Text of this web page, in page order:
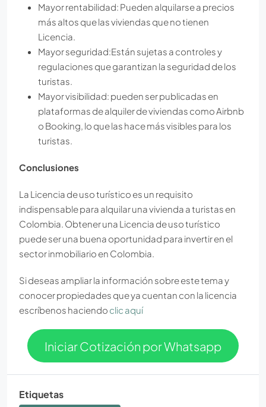
Mayor rentabilidad: Pueden alquilarse a precios
más altos que las viviendas que no tienen
Licencia.
Mayor seguridad:Están sujetas a controles y
regulaciones que garantizan la seguridad de los
turistas.
Mayor visibilidad: pueden ser publicadas en
plataformas de alquiler de viviendas como Airbnb
o Booking, lo que las hace más visibles para los
turistas.
Conclusiones
La Licencia de uso turístico es un requisito
indispensable para alquilar una vivienda a turistas en
Colombia. Obtener una Licencia de uso turístico
puede ser una buena oportunidad para invertir en el
sector inmobiliario en Colombia.
Si deseas ampliar la información sobre este tema y
conocer propiedades que ya cuentan con la licencia
escríbenos haciendo clic aquí
Iniciar Cotización por Whatsapp
Etiquetas